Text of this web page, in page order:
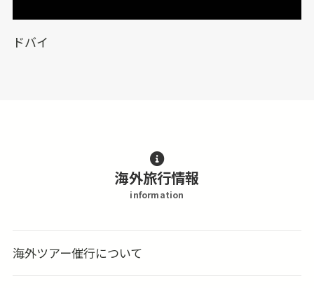
ドバイ
海外旅行情報
information
海外ツアー催行について